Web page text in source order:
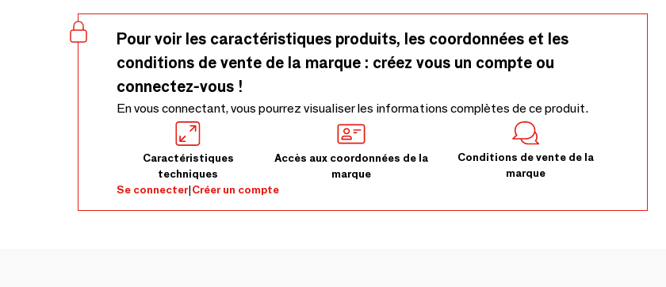
Pour voir les caractéristiques produits, les coordonnées et les
conditions de vente de la marque : créez vous un compte ou
connectez-vous !
En vous connectant, vous pourrez visualiser les informations complètes de ce produit.
Caractéristiques
techniques
Accès aux coordonnées de la
marque
Conditions de vente de la
marque
Se connecter|Créer un compte